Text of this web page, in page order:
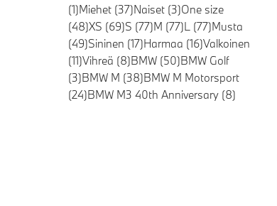
(1)Miehet (37)Naiset (3)One size
(48)XS (69)S (77)M (77)L (77)Musta
(49)Sininen (17)Harmaa (16)Valkoinen
(11)Vihreä (8)BMW (50)BMW Golf
(3)BMW M (38)BMW M Motorsport
(24)BMW M3 40th Anniversary (8)